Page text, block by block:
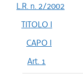
L.R. n. 2/2002
TITOLO I
CAPO I
Art. 1